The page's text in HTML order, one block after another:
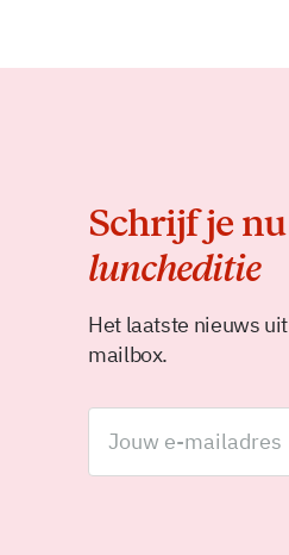
Schrijf je nu
luncheditie
Het laatste nieuws
mailbox.